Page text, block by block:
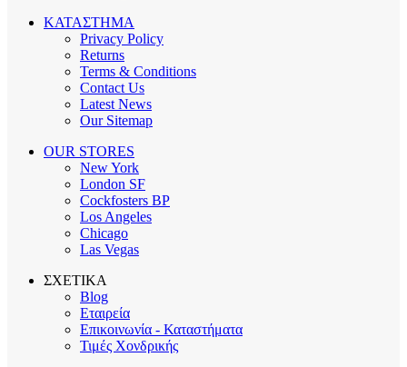
ΚΑΤΑΣΤΗΜΑ
Privacy Policy
Returns
Terms & Conditions
Contact Us
Latest News
Our Sitemap
OUR STORES
New York
London SF
Cockfosters BP
Los Angeles
Chicago
Las Vegas
ΣΧΕΤΙΚΑ
Blog
Εταιρεία
Επικοινωνία - Καταστήματα
Τιμές Χονδρικής